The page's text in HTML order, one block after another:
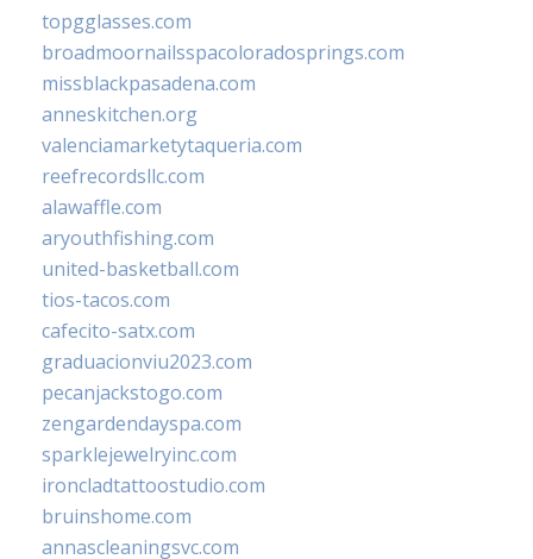
topgglasses.com
broadmoornailsspacoloradosprings.com
missblackpasadena.com
anneskitchen.org
valenciamarketytaqueria.com
reefrecordsllc.com
alawaffle.com
aryouthfishing.com
united-basketball.com
tios-tacos.com
cafecito-satx.com
graduacionviu2023.com
pecanjackstogo.com
zengardendayspa.com
sparklejewelryinc.com
ironcladtattoostudio.com
bruinshome.com
annascleaningsvc.com